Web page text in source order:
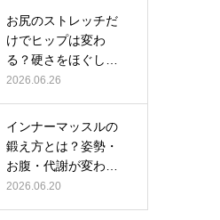
お尻のストレッチだ
けでヒップは変わ
る？硬さをほぐして
整える正しい方…
2026.06.26
インナーマッスルの
鍛え方とは？姿勢・
お腹・代謝が変わる
トレーニング…
2026.06.20